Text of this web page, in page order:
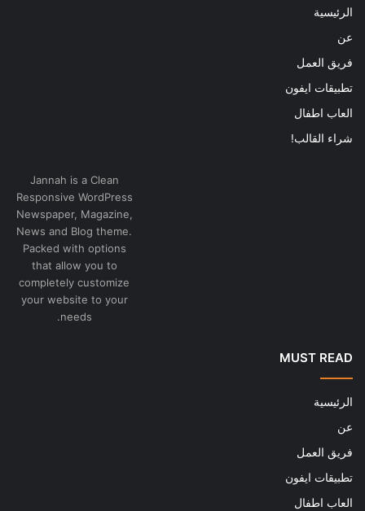
الرئيسية
عن
فريق العمل
تطبيقات ايفون
العاب اطفال
شراء القالب!
Jannah is a Clean
Responsive WordPress
Newspaper, Magazine,
News and Blog theme.
Packed with options
that allow you to
completely customize
your website to your
needs.
MUST READ
الرئيسية
عن
فريق العمل
تطبيقات ايفون
العاب اطفال